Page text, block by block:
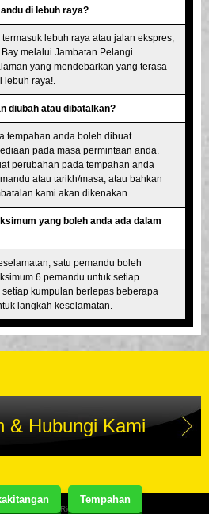
Tempahan
di lebuh raya?
lebuh raya atau jalan ekspres,
melalui Jambatan Pelangi
yang mendebarkan yang terasa
lebuh raya!.
diubah atau dibatalkan?
tempahan anda boleh dibuat
pada masa permintaan anda.
perubahan pada tempahan anda
atau tarikh/masa, atau bahkan
kami akan dikenakan.
yang boleh anda ada dalam
satu pemandu boleh
6 pemandu untuk setiap
kumpulan berlepas beberapa
langkah keselamatan.
& Hubungi Kami
Kart Tour. All Rights Reserved.